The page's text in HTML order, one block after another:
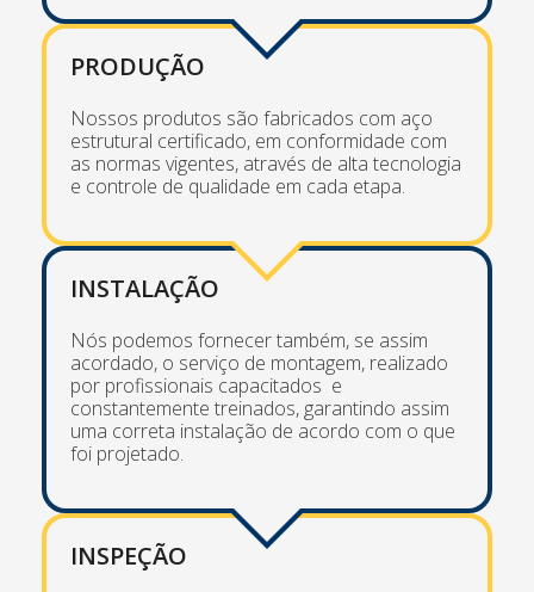
PRODUÇÃO
Nossos produtos são fabricados com aço
estrutural certificado, em conformidade com
as normas vigentes, através de alta tecnologia
e controle de qualidade em cada etapa.
INSTALAÇÃO
Nós podemos fornecer também, se assim
acordado, o serviço de montagem, realizado
por profissionais capacitados e
constantemente treinados, garantindo assim
uma correta instalação de acordo com o que
foi projetado.
INSPEÇÃO